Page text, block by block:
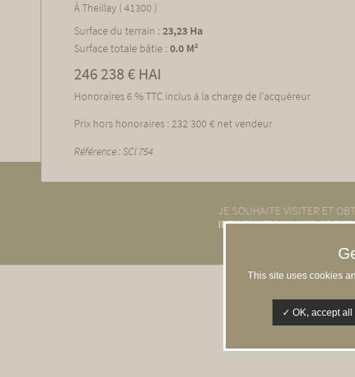
À Theillay ( 41300 )
Surface du terrain : 23,23 Ha
Surface totale bâtie : 0.0 M²
246 238 € HAI
Honoraires 6 % TTC inclus à la charge de l'acquéreur
Prix hors honoraires : 232 300 € net vendeur
Référence : SCI 754
JE SOUHAITE VISITER ET
INFORMATIONS SUR CE
This site uses cookies
OK, accept all